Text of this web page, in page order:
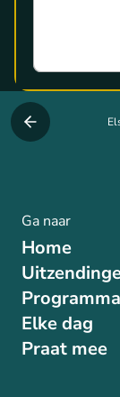
Ga naar
Home
Elke dag
Praat mee